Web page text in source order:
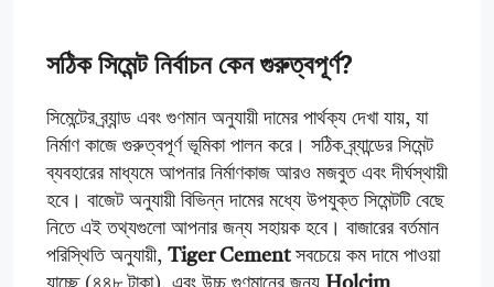
সঠিক সিমেন্ট নির্বাচন কেন গুরুত্বপূর্ণ?
সিমেন্টের ব্র্যান্ড এবং গুণমান অনুযায়ী দামের পার্থক্য দেখা যায়, যা
নির্মাণ কাজে গুরুত্বপূর্ণ ভূমিকা পালন করে। সঠিক ব্র্যান্ডের সিমেন্ট
ব্যবহারের মাধ্যমে আপনার নির্মাণকাজ আরও মজবুত এবং দীর্ঘস্থায়ী
হবে। বাজেট অনুযায়ী বিভিন্ন দামের মধ্যে উপযুক্ত সিমেন্টটি বেছে
নিতে এই তথ্যগুলো আপনার জন্য সহায়ক হবে। বাজারের বর্তমান
পরিস্থিতি অনুযায়ী, Tiger Cement সবচেয়ে কম দামে পাওয়া